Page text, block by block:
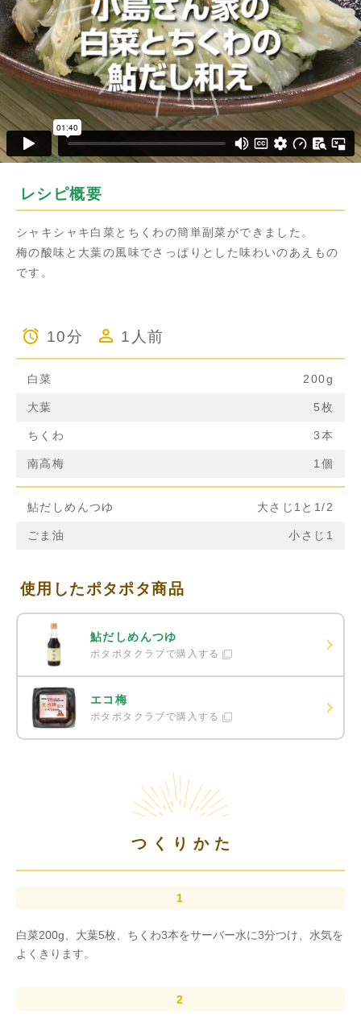
レシピ概要
シャキシャキ白菜とちくわの簡単副菜ができました。
梅の酸味と大葉の風味でさっぱりとした味わいのあえもの
です。
10分 1人前
白菜 200g
大葉 5枚
ちくわ 3本
南高梅 1個
鮎だしめんつゆ 大さじ1と1/2
ごま油 小さじ1
使用したポタポタ商品
鮎だしめんつゆ
ポタポタクラブで購入する
エコ梅
ポタポタクラブで購入する
つくりかた
白菜200g、大葉5枚、ちくわ3本をサーバー水に3分つけ、水気を
よくきります。